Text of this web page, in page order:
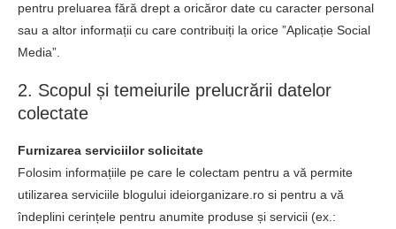
pentru preluarea fără drept a oricăror date cu caracter personal
sau a altor informații cu care contribuiți la orice ”Aplicație Social
Media”.
2. Scopul și temeiurile prelucrării datelor
colectate
Furnizarea serviciilor solicitate
Folosim informațiile pe care le colectam pentru a vă permite
utilizarea serviciile blogului ideiorganizare.ro si pentru a vă
îndeplini cerințele pentru anumite produse și servicii (ex.: